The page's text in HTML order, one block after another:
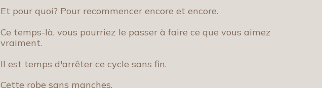
Et pour quoi? Pour recommencer encore et encore.
Ce temps-là, vous pourriez le passer à faire ce que vous aimez
vraiment.
Il est temps d'arrêter ce cycle sans fin.
Cette robe sans manches.